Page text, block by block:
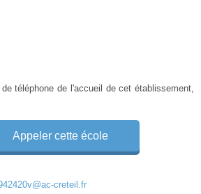
téléphone de l'accueil de cet établissement,
Appeler cette école
creteil.fr